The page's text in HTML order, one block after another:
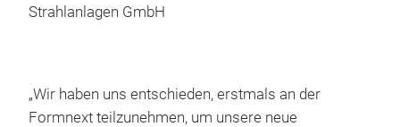
Strahlanlagen GmbH
„Wir haben uns entschieden, erstmals an der
Formnext teilzunehmen, um unsere neue